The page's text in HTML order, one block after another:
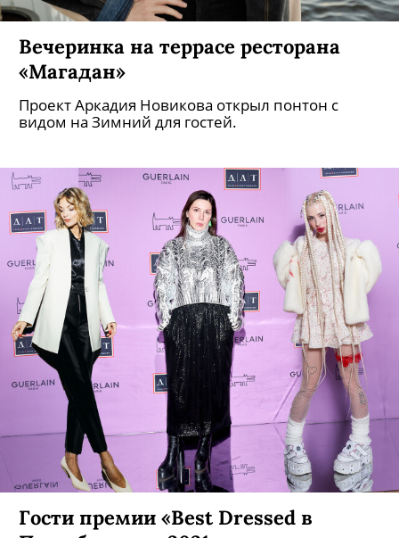
Вечеринка на террасе ресторана
«Магадан»
Проект Аркадия Новикова открыл понтон с
видом на Зимний для гостей.
Гости премии «Best Dressed в